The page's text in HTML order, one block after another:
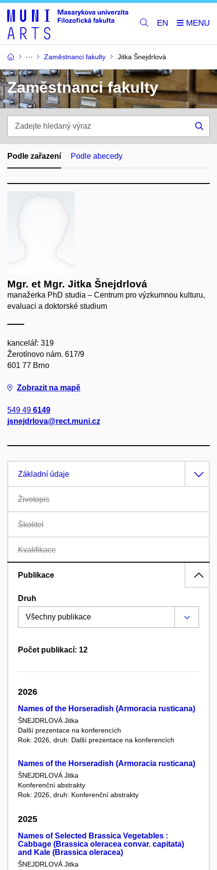
EN
Zaměstnanci fakulty Jitka Šnejdrlová
Zaměstnanci fakulty
hledaný
výraz
Podle zařazení Podle abecedy
Mgr. et Mgr. Jitka Šnejdrlová
manažerka PhD studia – Centrum pro výzkumnou kulturu,
evaluaci a doktorské studium
kancelář: 319
Žerotínovo nám. 617/9
601 77 Brno
Zobrazit na mapě
549 49 6149
jsnejdrlova@rect.muni.cz
Základní údaje
Životopis
Školitel
Kvalifikace
Publikace
Druh
Počet publikací: 12
2026
Names of the Horseradish (Armoracia rusticana)
ŠNEJDRLOVÁ Jitka
Další prezentace na konferencích
Rok: 2026, druh: Další prezentace na konferencích
Names of the Horseradish (Armoracia rusticana)
ŠNEJDRLOVÁ Jitka
Konferenční abstrakty
Rok: 2026, druh: Konferenční abstrakty
2025
Names of Selected Brassica Vegetables :
Cabbage (Brassica oleracea convar. capitata)
and Kale (Brassica oleracea)
ŠNEJDRLOVÁ Jitka